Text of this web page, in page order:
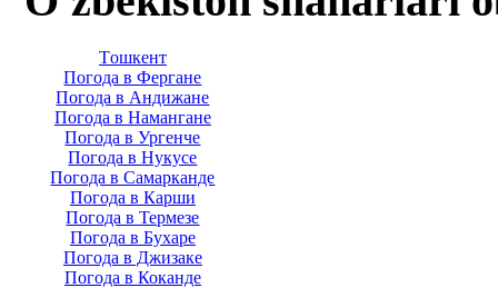
Тoшкент
Погода в Фергане
Погода в Андижане
Погода в Намангане
Погода в Ургенче
Погода в Нукусе
Погода в Самарканде
Погода в Карши
Погода в Термезе
Погода в Бухаре
Погода в Джизаке
Погода в Коканде